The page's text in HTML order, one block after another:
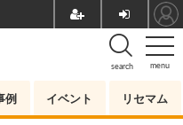
menu
search
例 イベント リセマム